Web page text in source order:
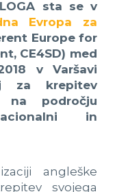
sta se v
Evropa za
Europe for
CE4SD) med
v Varšavi
za krepitev
na področju
in
angleške
svojega